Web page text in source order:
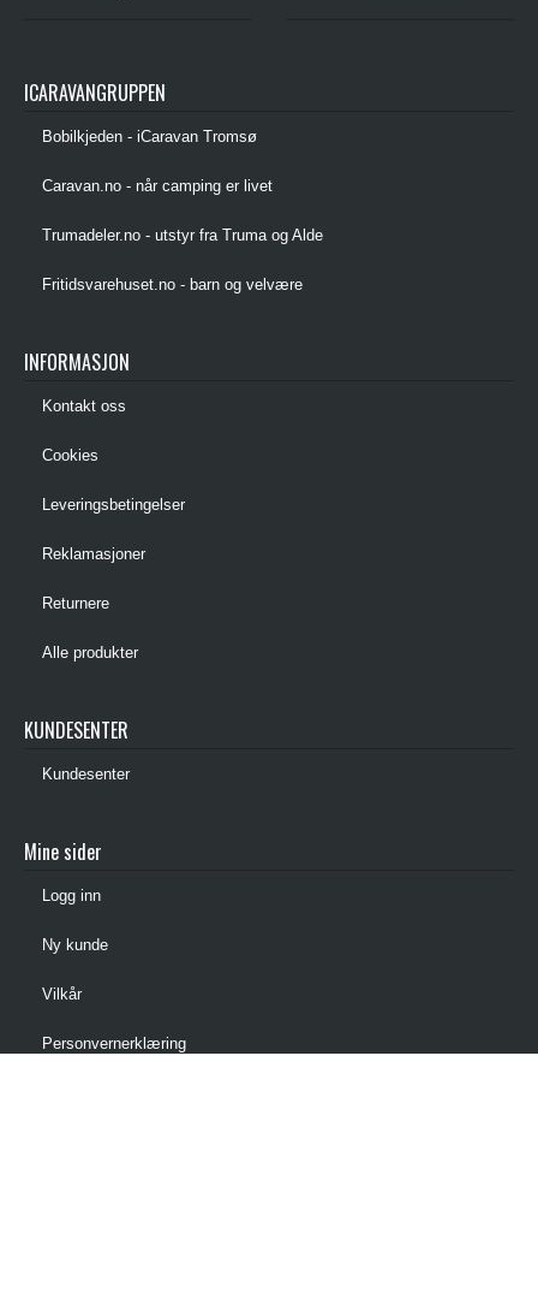
ICARAVANGRUPPEN
Bobilkjeden - iCaravan Tromsø
Caravan.no - når camping er livet
Trumadeler.no - utstyr fra Truma og Alde
Fritidsvarehuset.no - barn og velvære
INFORMASJON
Kontakt oss
Cookies
Leveringsbetingelser
Reklamasjoner
Returnere
Alle produkter
KUNDESENTER
Kundesenter
Mine sider
Logg inn
Ny kunde
Vilkår
Personvernerklæring